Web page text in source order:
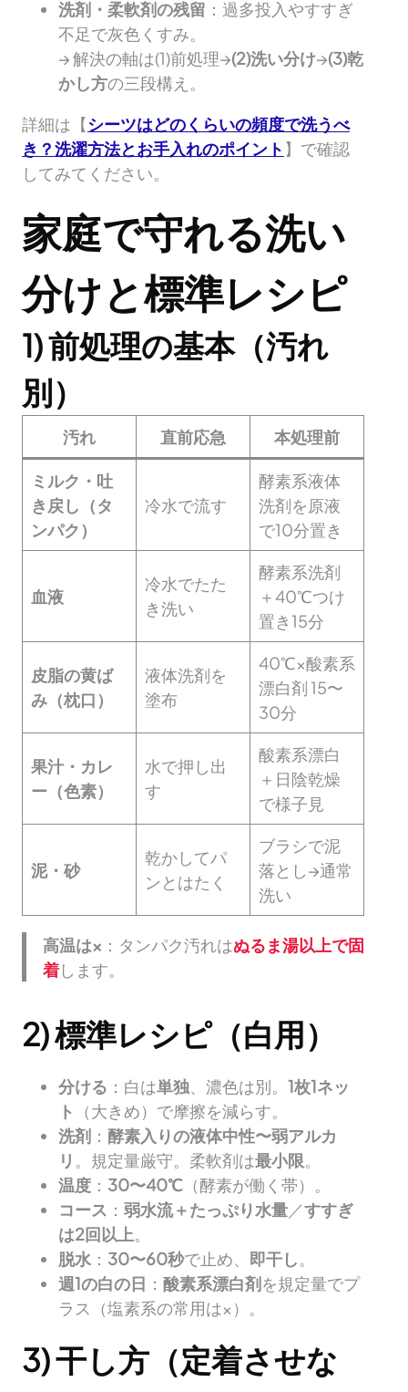
洗剤・柔軟剤の残留 ：過多投入やすすぎ
不足で灰色くすみ。
→ 解決の軸は(1)前処理→(2)洗い分け→(3)乾
かし方の三段構え。
詳細は【シーツはどのくらいの頻度で洗うべ
き？洗濯方法とお手入れのポイント 】で確認
してみてください。
家庭で守れる洗い
分けと標準レシピ
1) 前処理の基本（汚れ
別）
汚れ 直前応急 本処理前
ミルク・吐
き戻し（タ
ンパク）
冷水で流す
酵素系液体
洗剤を原液
で10分置き
血液
冷水でたた
き洗い
酵素系洗剤
＋40℃つけ
置き15分
皮脂の黄ば
み（枕口）
液体洗剤を
塗布
40℃×酸素系
漂白剤 15〜
30分
果汁・カレ
ー（色素）
水で押し出
す
酸素系漂白
＋日陰乾燥
で様子見
泥・砂
乾かしてパ
ンとはたく
ブラシで泥
落とし→通常
洗い
高温は× ：タンパク汚れはぬるま湯以上で固
着します。
2) 標準レシピ（白用）
分ける ：白は単独、濃色は別。 1枚1ネッ
ト
（大きめ）で摩擦を減らす。
洗剤 ： 酵素入りの液体中性〜弱アルカ
リ 。規定量厳守。柔軟剤は最小限。
温度 ： 30〜40℃ （酵素が働く帯）。
コース ： 弱水流＋たっぷり水量／すすぎ
は2回以上。
脱水 ： 30〜60秒で止め、 即干し。
週1の白の日 ： 酸素系漂白剤を規定量でプ
ラス（塩素系の常用は×）。
3) 干し方（定着させな